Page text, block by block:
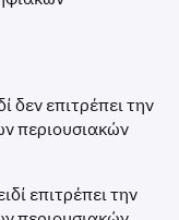
δεν επιτρέπει την
περιουσιακών
επιτρέπει την